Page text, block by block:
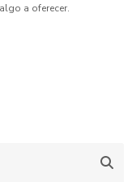
a oferecer.